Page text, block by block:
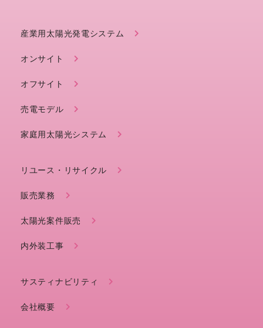
産業用太陽光発電システム
オンサイト
オフサイト
売電モデル
家庭用太陽光システム
リユース・リサイクル
販売業務
太陽光案件販売
内外装工事
サスティナビリティ
会社概要